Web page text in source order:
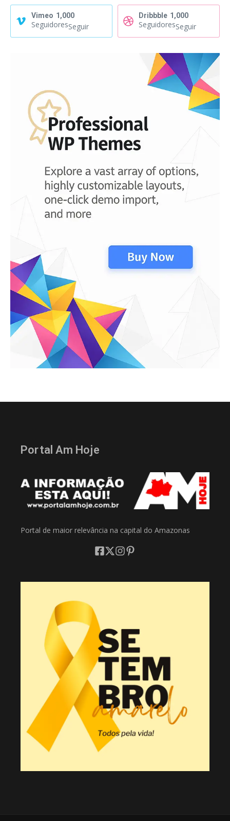
Vimeo 1,000
SeguidoresSeguir
Dribbble 1,000
SeguidoresSeguir
Portal Am Hoje
Portal de maior relevância na capital do Amazonas